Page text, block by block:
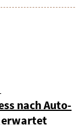
nach Auto-
erwartet